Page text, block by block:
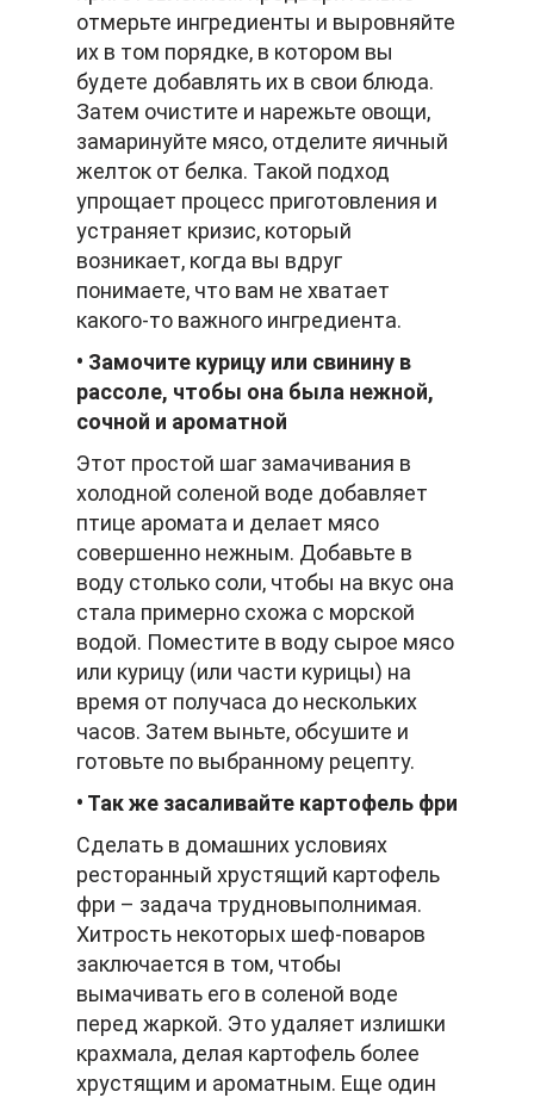
отмерьте ингредиенты и выровняйте
их в том порядке, в котором вы
будете добавлять их в свои блюда.
Затем очистите и нарежьте овощи,
замаринуйте мясо, отделите яичный
желток от белка. Такой подход
упрощает процесс приготовления и
устраняет кризис, который
возникает, когда вы вдруг
понимаете, что вам не хватает
какого-то важного ингредиента.
• Замочите курицу или свинину в
рассоле, чтобы она была нежной,
сочной и ароматной
Этот простой шаг замачивания в
холодной соленой воде добавляет
птице аромата и делает мясо
совершенно нежным. Добавьте в
воду столько соли, чтобы на вкус она
стала примерно схожа с морской
водой. Поместите в воду сырое мясо
или курицу (или части курицы) на
время от получаса до нескольких
часов. Затем выньте, обсушите и
готовьте по выбранному рецепту.
• Так же засаливайте картофель фри
Сделать в домашних условиях
ресторанный хрустящий картофель
фри – задача трудновыполнимая.
Хитрость некоторых шеф-поваров
заключается в том, чтобы
вымачивать его в соленой воде
перед жаркой. Это удаляет излишки
крахмала, делая картофель более
хрустящим и ароматным. Еще один